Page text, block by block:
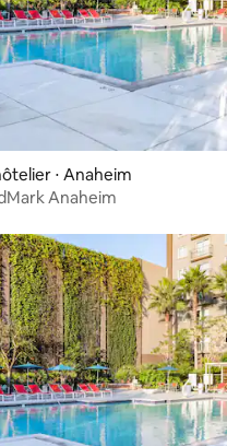
⋅ Anaheim
Anaheim